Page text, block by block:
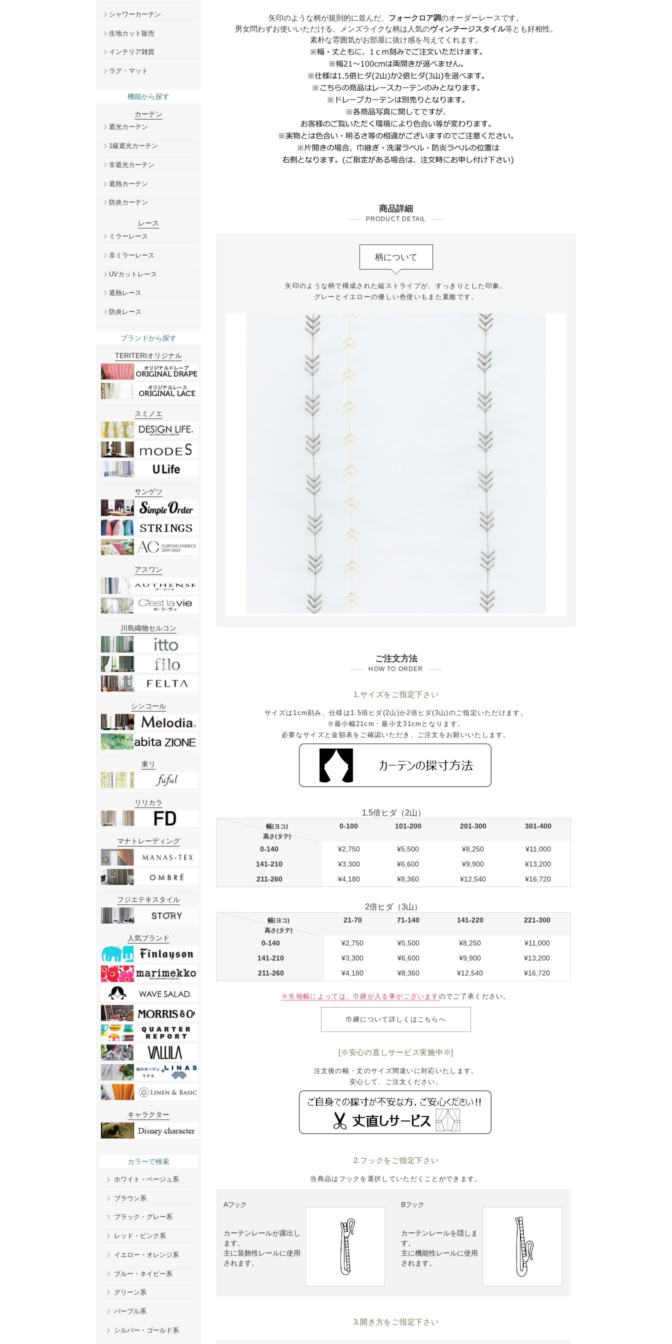
矢印のような柄が規則的に並んだ、 フォークロア調のオーダーレースです。
男女問わずお使いいただける、メンズライクな柄は人気のヴィンテージスタイル等とも好相性。
素朴な雰囲気がお部屋に抜け感を与えてくれます。
ご注文方法
HOW TO ORDER
1.サイズをご指定下さい
サイズは1cm刻み、仕様は1.5倍ヒダ(2山)か2倍ヒダ(3山)のご指定いただけます。
※最小幅21cm・最小丈31cmとなります。
必要なサイズと金額表をご確認いただき、ご注文をお願いいたします。
1.5倍ヒダ（2山）
幅(ヨコ)
高さ(タテ)
0-100 101-200 201-300 301-400
0-140 ¥2,750 ¥5,500 ¥8,250
¥11,000
141-210
¥3,300 ¥6,600 ¥9,900
¥13,200
211-260
¥4,180 ¥8,360 ¥12,540 ¥16,720
2倍ヒダ（3山）
幅(ヨコ)
高さ(タテ)
21-70 71-140 141-220 221-300
0-140 ¥2,750 ¥5,500 ¥8,250
¥11,000
141-210
¥3,300 ¥6,600 ¥9,900
¥13,200
211-260
¥4,180 ¥8,360 ¥12,540 ¥16,720
※生地幅によっては、巾継が入る事がございます のでご了承ください。
巾継について詳しくはこちらへ
[※安心の直しサービス実施中※]
注文後の幅・丈のサイズ間違いに対応いたします。
安心して、ご注文ください。
2.フックをご指定下さい
当商品はフックを選択していただくことができます。
Aフック
カーテンレールが露出し
ます。
主に装飾性レールに使用
されます。
Bフック
カーテンレールを隠しま
す。
主に機能性レールに使用
されます。
3.開き方をご指定下さい
商品詳細
PRODUCT DETAIL
柄について
矢印のような柄で構成された縦ストライプが、すっきりとした印象。
グレーとイエローの優しい色使いもまた素敵です。
シャワーカーテン
生地カット販売
インテリア雑貨
ラグ・マット
機能から探す
カーテン
遮光カーテン
1級遮光カーテン
非遮光カーテン
遮熱カーテン
防炎カーテン
レース
ミラーレース
非ミラーレース
UVカットレース
遮熱レース
防炎レース
ブランドから探す
TERITERIオリジナル
スミノエ
サンゲツ
アスワン
川島織物セルコン
シンコール
東リ
リリカラ
マナトレーディング
フジエテキスタイル
人気ブランド
キャラクター
カラーで検索
ホワイト・ベージュ系
ブラウン系
ブラック・グレー系
レッド・ピンク系
イエロー・オレンジ系
ブルー・ネイビー系
グリーン系
パープル系
シルバー・ゴールド系